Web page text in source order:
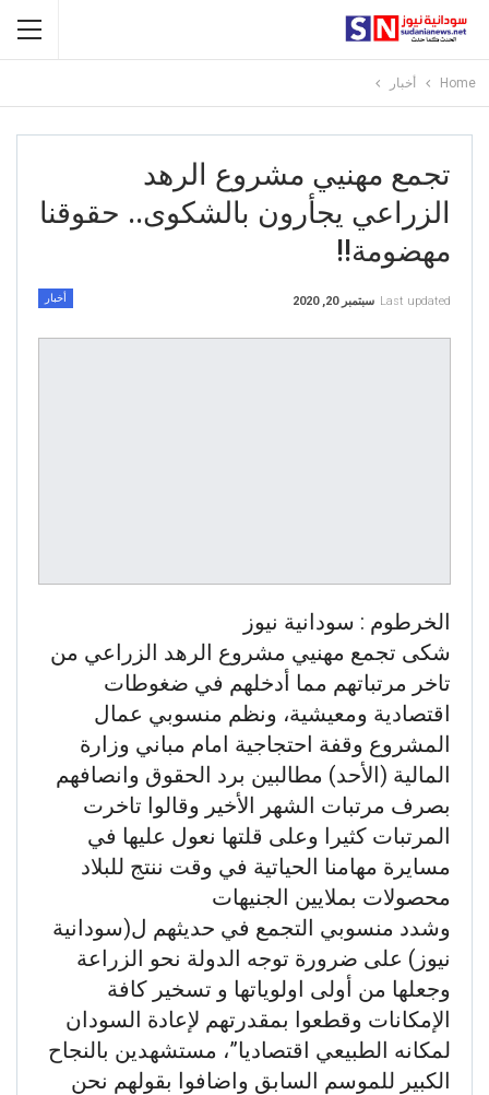
Home أخبار
تجمع مهنيي مشروع الرهد
الزراعي يجأرون بالشكوى.. حقوقنا
مهضومة!!
أخبار Last updated سبتمبر 20, 2020
الخرطوم : سودانية نيوز
شكى تجمع مهنيي مشروع الرهد الزراعي من
تاخر مرتباتهم مما أدخلهم في ضغوطات
اقتصادية ومعيشية، ونظم منسوبي عمال
المشروع وقفة احتجاجية امام مباني وزارة
المالية (الأحد) مطالبين برد الحقوق وانصافهم
بصرف مرتبات الشهر الأخير وقالوا تاخرت
المرتبات كثيرا وعلى قلتها نعول عليها في
مسايرة مهامنا الحياتية في وقت ننتج للبلاد
محصولات بملايين الجنيهات
وشدد منسوبي التجمع في حديثهم ل(سودانية
نيوز) على ضرورة توجه الدولة نحو الزراعة
وجعلها من أولى اولوياتها و تسخير كافة
الإمكانات وقطعوا بمقدرتهم لإعادة السودان
لمكانه الطبيعي اقتصاديا”، مستشهدين بالنجاح
الكبير للموسم السابق واضافوا بقولهم نحن